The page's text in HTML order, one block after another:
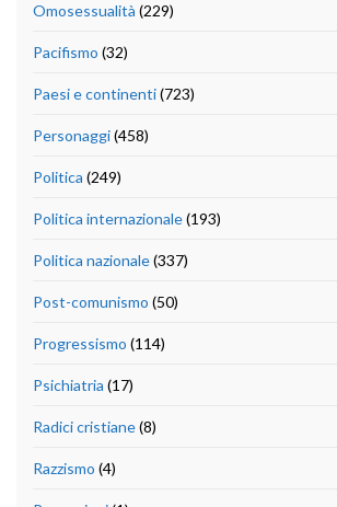
Omosessualità (229)
Pacifismo (32)
Paesi e continenti(723)
Personaggi(458)
Politica (249)
Politica internazionale(193)
Politica nazionale(337)
Post-comunismo (50)
Progressismo (114)
Psichiatria (17)
Radici cristiane(8)
Razzismo (4)